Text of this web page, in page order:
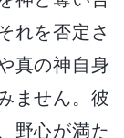
れを否定さ
真の神自身
ません。彼
野心が満た